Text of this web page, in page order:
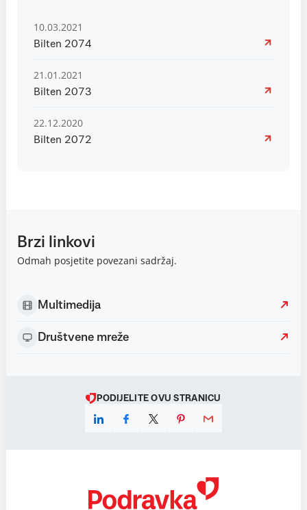
10.03.2021
Bilten 2074
21.01.2021
Bilten 2073
22.12.2020
Bilten 2072
Brzi linkovi
Odmah posjetite povezani sadržaj.
Multimedija
Društvene mreže
PODIJELITE OVU STRANICU